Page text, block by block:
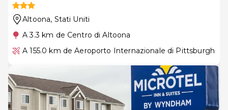
Altoona, Stati Uniti
A 3.3 km de Centro di Altoona
A 155.0 km de Aeroporto Internazionale di Pittsburgh